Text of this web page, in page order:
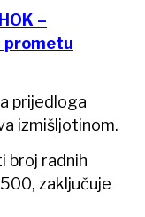
–
prometu
prijedloga
izmišljotinom.
broj radnih
zaključuje